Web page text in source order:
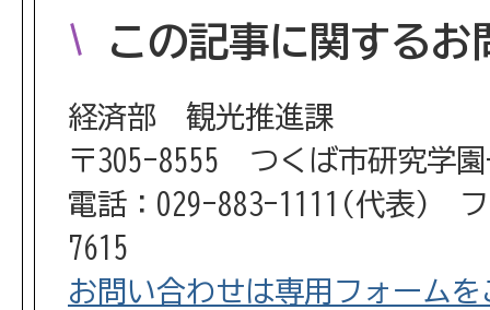
この記事に関するお
経済部 観光推進課
〒305-8555 つくば市研究学園
電話：029-883-1111(代表)
7615
お問い合わせは専用フォーム